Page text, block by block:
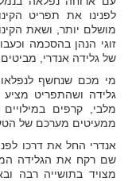
לפנינו את תפריט
מושלם יותר, ושאת
זוגי הנהן בהסכמה
של גלידה אנדרי,
מי מכם שנחשף
גלידה ושהתפריט מציע
מלבי, קרפים
ממעיטים מערכם של
שם רקח את הגלידה
מצויד בתושייה רבה